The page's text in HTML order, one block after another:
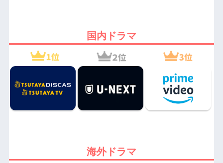
国内ドラマ
海外ドラマ